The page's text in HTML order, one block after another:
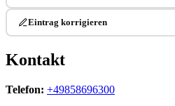
Eintrag korrigieren
Kontakt
Telefon: +49858696300